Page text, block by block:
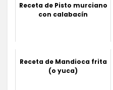
Receta de Pisto murciano
con calabacín
Receta de Mandioca frita
(o yuca)